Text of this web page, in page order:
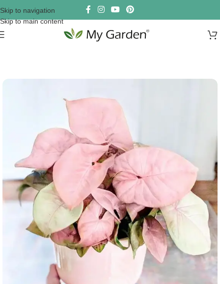
Skip to navigation
Skip to main content